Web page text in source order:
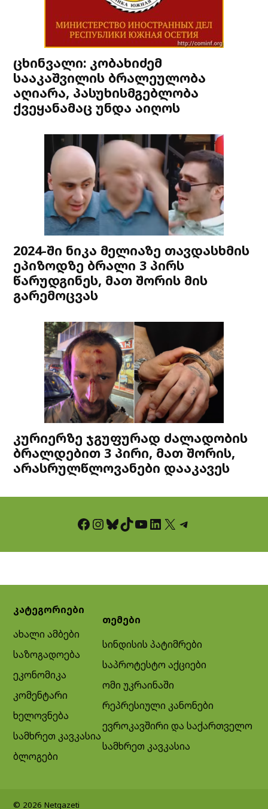
ცხინვალი: კობახიძემ
სააკაშვილის ბრალეულობა
აღიარა, პასუხისმგებლობა
ქვეყანამაც უნდა აიღოს
2024-ში ნიკა მელიაზე თავდასხმის
ეპიზოდზე ბრალი 3 პირს
წარუდგინეს, მათ შორის მის
გარემოცვას
კურიერზე ჯგუფურად ძალადობის
ბრალდებით 3 პირი, მათ შორის,
არასრულწლოვანები დააკავეს
Facebook InstagramBluesky TikTok YouTube LinkedIn X Telegram
კატეგორიები
ახალი ამბები
საზოგადოება
ეკონომიკა
კომენტარი
ხელოვნება
სამხრეთ კავკასია
ბლოგები
თემები
სინდისის პატიმრები
საპროტესტო აქციები
ომი უკრაინაში
რეპრესიული კანონები
ევროკავშირი და საქართველო
სამხრეთ კავკასია
© 2026 Netgazeti